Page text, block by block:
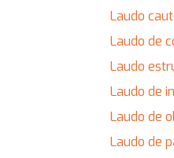
Laudo
Laudo de
Laudo
Laudo de
Laudo de
Laudo de